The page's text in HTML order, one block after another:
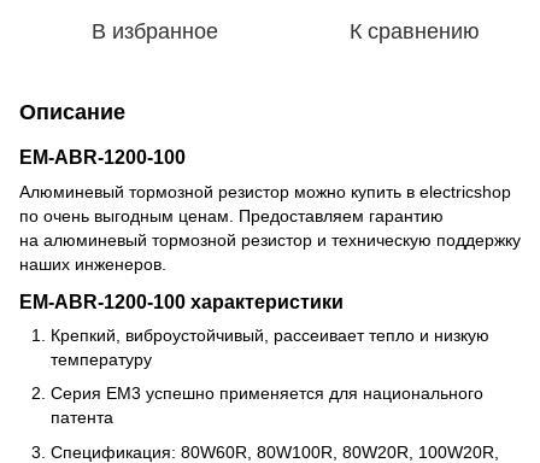
В избранное К сравнению
Описание
EM-ABR-1200-100
Алюминевый тормозной резистор можно купить в electricshop
по очень выгодным ценам. Предоставляем гарантию
на алюминевый тормозной резистор и техническую поддержку
наших инженеров.
EM-ABR-1200-100 характеристики
Крепкий, виброустойчивый, рассеивает тепло и низкую
температуру
Серия ЕМ3 успешно применяется для национального
патента
Спецификация: 80W60R, 80W100R, 80W20R, 100W20R,